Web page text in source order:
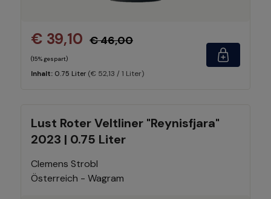
€ 39,10 € 46,00
(15% gespart)
Inhalt: 0.75 Liter (€ 52,13 / 1 Liter)
Lust Roter Veltliner "Reynisfjara"
2023 | 0.75 Liter
Clemens Strobl
Österreich - Wagram